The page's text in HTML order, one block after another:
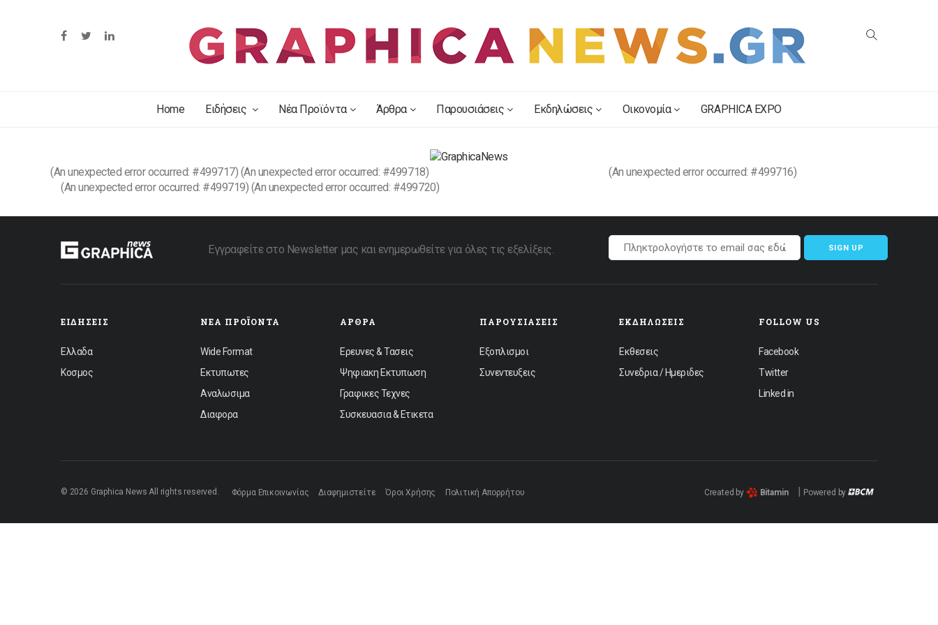
Home Ειδήσεις Νέα Προϊόντα Άρθρα Παρουσιάσεις Εκδηλώσεις Οικονομία GRAPHICA EXPO
(An unexpected error occurred: #499716)
(An unexpected error occurred: #499717) (An unexpected error occurred: #499718)
(An unexpected error occurred: #499719) (An unexpected error occurred: #499720)
Εγγραφείτε στο Newsletter μας και ενημερωθείτε για όλες τις εξελίξεις. SIGN UP
ΕΙΔΉΣΕΙΣ
Ελλαδα
Κοσμος
ΝΈΑ ΠΡΟΪΌΝΤΑ
Wide Format
Εκτυπωτες
Αναλωσιμα
Διαφορα
ΆΡΘΡΑ
Ερευνες & Τασεις
Ψηφιακη Εκτυπωση
Γραφικες Τεχνες
Συσκευασια & Ετικετα
ΠΑΡΟΥΣΙΆΣΕΙΣ
Εξοπλισμοι
Συνεντευξεις
ΕΚΔΗΛΏΣΕΙΣ
Εκθεσεις
Συνεδρια / Ημεριδες
FOLLOW US
Facebook
Twitter
Linked in
© 2026 Graphica News All rights reserved. Φόρμα Επικοινωνίας Διαφημιστείτε Όροι Χρήσης Πολιτική Απορρήτου Created by Bitamin | Powered by